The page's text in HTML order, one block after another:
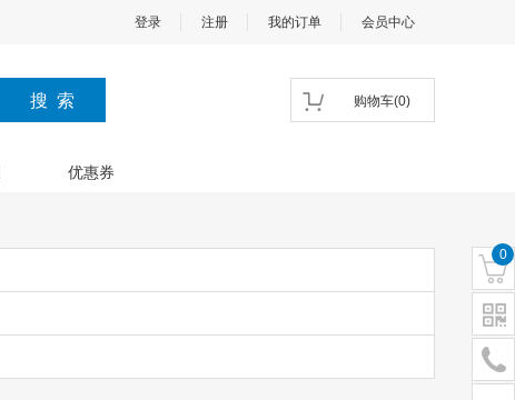
登录 注册 我的订单 会员中心
购物车(0)
优惠券
0